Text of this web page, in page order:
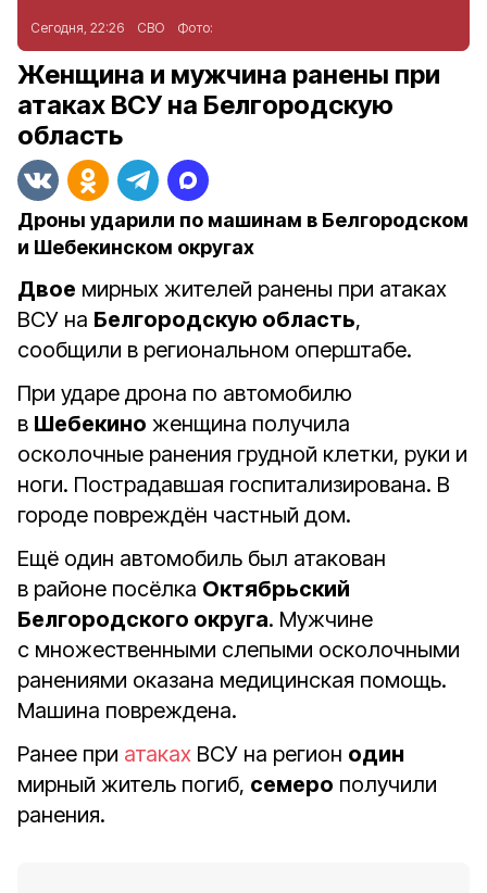
Сегодня, 22:26 СВО Фото:
Женщина и мужчина ранены при
атаках ВСУ на Белгородскую
область
Дроны ударили по машинам в Белгородском
и Шебекинском округах
Двое мирных жителей ранены при атаках
ВСУ на Белгородскую область,
сообщили в региональном оперштабе.
При ударе дрона по автомобилю
в Шебекино женщина получила
осколочные ранения грудной клетки, руки и
ноги. Пострадавшая госпитализирована. В
городе повреждён частный дом.
Ещё один автомобиль был атакован
в районе посёлка Октябрьский
Белгородского округа. Мужчине
с множественными слепыми осколочными
ранениями оказана медицинская помощь.
Машина повреждена.
Ранее при атаках ВСУ на регион один
мирный житель погиб, семеро получили
ранения.